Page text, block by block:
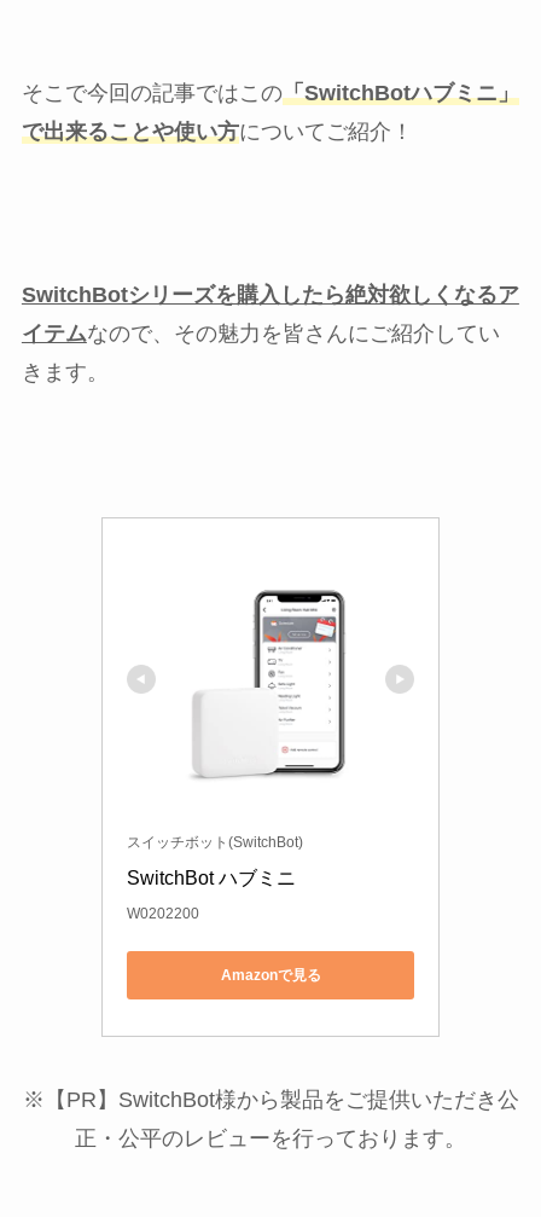
そこで今回の記事ではこの「SwitchBotハブミニ」
で出来ることや使い方についてご紹介！
SwitchBotシリーズを購入したら絶対欲しくなるア
イテムなので、その魅力を皆さんにご紹介してい
きます。
スイッチボット(SwitchBot)
SwitchBot ハブミニ
W0202200
Amazonで見る
※【PR】SwitchBot様から製品をご提供いただき公
正・公平のレビューを行っております。